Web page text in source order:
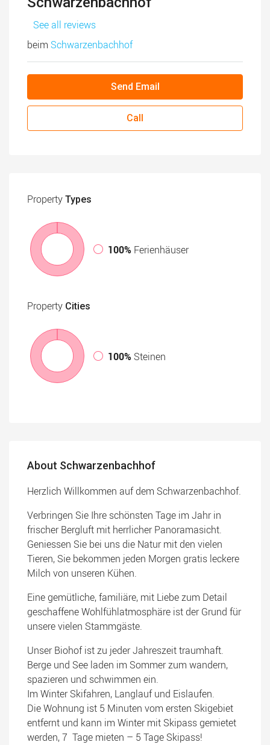
See all reviews
beim Schwarzenbachhof
Send Email
Call
Property Types
100% Ferienhäuser
Property Cities
100% Steinen
About Schwarzenbachhof
Herzlich Willkommen auf dem Schwarzenbachhof.
Verbringen Sie Ihre schönsten Tage im Jahr in
frischer Bergluft mit herrlicher Panoramasicht.
Geniessen Sie bei uns die Natur mit den vielen
Tieren, Sie bekommen jeden Morgen gratis leckere
Milch von unseren Kühen.
Eine gemütliche, familiäre, mit Liebe zum Detail
geschaffene Wohlfühlatmosphäre ist der Grund für
unsere vielen Stammgäste.
Unser Biohof ist zu jeder Jahreszeit traumhaft.
Berge und See laden im Sommer zum wandern,
spazieren und schwimmen ein.
Im Winter Skifahren, Langlauf und Eislaufen.
Die Wohnung ist 5 Minuten vom ersten Skigebiet
entfernt und kann im Winter mit Skipass gemietet
werden, 7 Tage mieten – 5 Tage Skipass!